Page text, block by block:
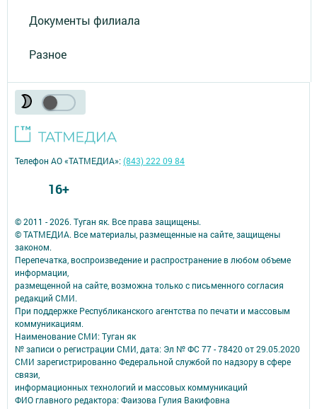
Документы филиала
Разное
© 2011 - 2026. Туган як. Все права защищены.
© ТАТМЕДИА. Все материалы, размещенные на сайте, защищены
законом.
Перепечатка, воспроизведение и распространение в любом объеме
информации,
размещенной на сайте, возможна только с письменного согласия
редакций СМИ.
При поддержке Республиканского агентства по печати и массовым
коммуникациям.
Наименование СМИ: Туган як
№ записи о регистрации СМИ, дата: Эл № ФС 77 - 78420 от 29.05.2020
СМИ зарегистрированно Федеральной службой по надзору в сфере
связи,
информационных технологий и массовых коммуникаций
ФИО главного редактора: Фаизова Гулия Вакифовна
Телефон АО «ТАТМЕДИА»:(843) 222 09 84
16+